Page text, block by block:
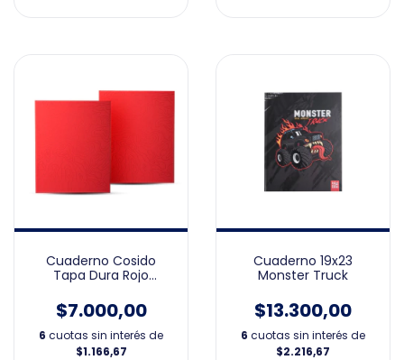
Cuaderno Cosido
Tapa Dura Rojo
$7.000,00
6 cuotas sin interés de
$1.166,67
Cuaderno 19x23
Monster Truck
$13.300,00
6 cuotas sin interés de
$2.216,67